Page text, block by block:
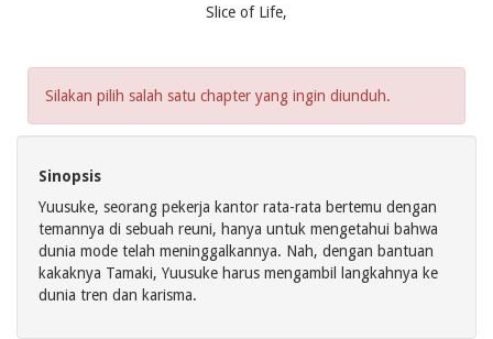
Slice of Life,
Silakan pilih salah satu chapter yang ingin diunduh.
Sinopsis
Yuusuke, seorang pekerja kantor rata-rata bertemu dengan
temannya di sebuah reuni, hanya untuk mengetahui bahwa
dunia mode telah meninggalkannya. Nah, dengan bantuan
kakaknya Tamaki, Yuusuke harus mengambil langkahnya ke
dunia tren dan karisma.